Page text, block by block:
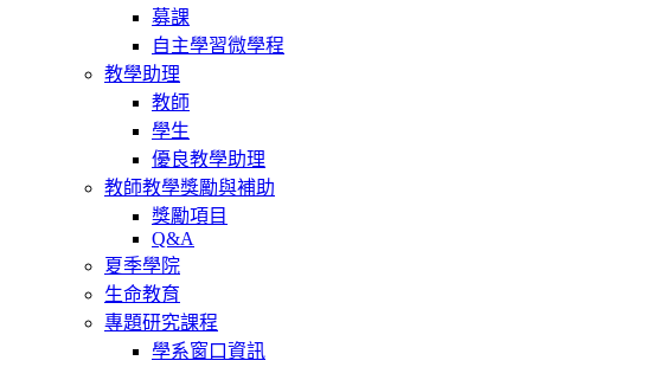
募課
自主學習微學程
教學助理
教師
學生
優良教學助理
教師教學獎勵與補助
獎勵項目
Q&A
夏季學院
生命教育
專題研究課程
學系窗口資訊